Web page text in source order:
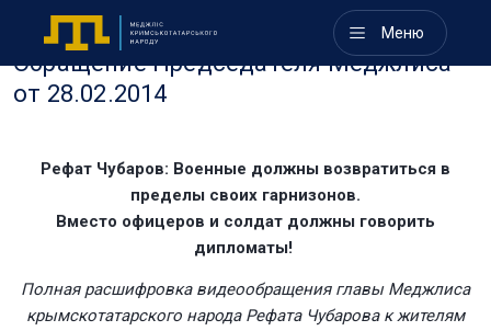
Меню
Обращение Председателя Меджлиса
от 28.02.2014
Рефат Чубаров: Военные должны возвратиться в
пределы своих гарнизонов.
Вместо офицеров и солдат должны говорить
дипломаты!
Полная расшифровка видеообращения главы Меджлиса
крымскотатарского народа Рефата Чубарова к жителям